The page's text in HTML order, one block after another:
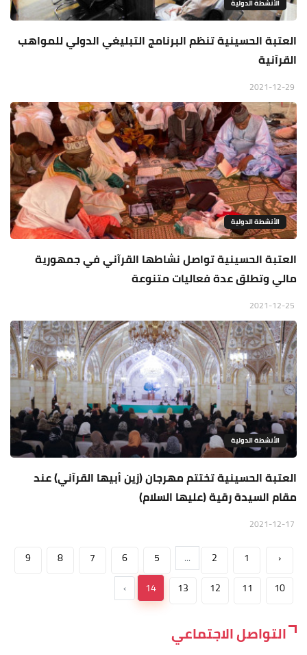
الأنشطة الدولية
العتبة الحسينية تنظم البرنامج التبليغي الدولي للمواهب
القرآنية
الأنشطة الدولية
العتبة الحسينية تواصل نشاطها القرآني في جمهورية
مالي وتطلق عدة فعاليات متنوعة
الأنشطة الدولية
العتبة الحسينية تختتم مهرجان (زين أبيها القرآني) عند
مقام السيدة رقية (عليها السلام)
‹
1
2
...
5
6
7
8
9
10
11
12
13
14
›
التواصل الاجتماعي